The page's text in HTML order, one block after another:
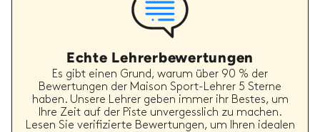
Echte Lehrerbewertungen
Es gibt einen Grund, warum über 90 % der
Bewertungen der Maison Sport-Lehrer 5 Sterne
haben. Unsere Lehrer geben immer ihr Bestes, um
Ihre Zeit auf der Piste unvergesslich zu machen.
Lesen Sie verifizierte Bewertungen, um Ihren idealen